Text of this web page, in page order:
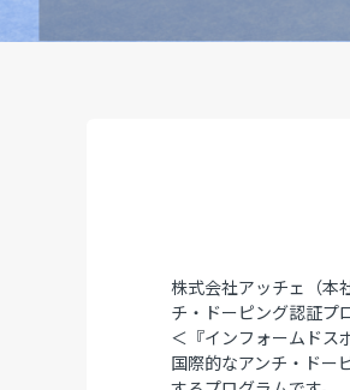
株式会社アッチェ（本
チ・ドーピング認証プ
＜『インフォームドス
国際的なアンチ・ドー